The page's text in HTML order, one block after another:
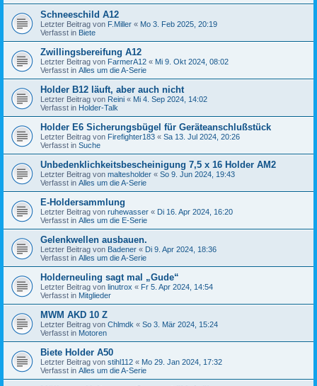
Schneeschild A12
Letzter Beitrag von F.Miller « Mo 3. Feb 2025, 20:19
Verfasst in Biete
Zwillingsbereifung A12
Letzter Beitrag von FarmerA12 « Mi 9. Okt 2024, 08:02
Verfasst in Alles um die A-Serie
Holder B12 läuft, aber auch nicht
Letzter Beitrag von Reini « Mi 4. Sep 2024, 14:02
Verfasst in Holder-Talk
Holder E6 Sicherungsbügel für Geräteanschlußstück
Letzter Beitrag von Firefighter183 « Sa 13. Jul 2024, 20:26
Verfasst in Suche
Unbedenklichkeitsbescheinigung 7,5 x 16 Holder AM2
Letzter Beitrag von maltesholder « So 9. Jun 2024, 19:43
Verfasst in Alles um die A-Serie
E-Holdersammlung
Letzter Beitrag von ruhewasser « Di 16. Apr 2024, 16:20
Verfasst in Alles um die E-Serie
Gelenkwellen ausbauen.
Letzter Beitrag von Badener « Di 9. Apr 2024, 18:36
Verfasst in Alles um die A-Serie
Holderneuling sagt mal „Gude“
Letzter Beitrag von linutrox « Fr 5. Apr 2024, 14:54
Verfasst in Mitglieder
MWM AKD 10 Z
Letzter Beitrag von Chlmdk « So 3. Mär 2024, 15:24
Verfasst in Motoren
Biete Holder A50
Letzter Beitrag von stihl112 « Mo 29. Jan 2024, 17:32
Verfasst in Alles um die A-Serie